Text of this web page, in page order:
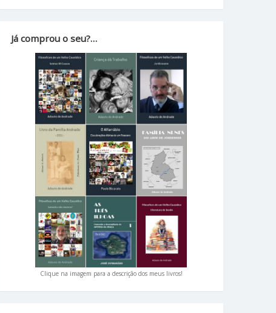
Já comprou o seu?…
Clique na imagem para a descrição dos meus livros!